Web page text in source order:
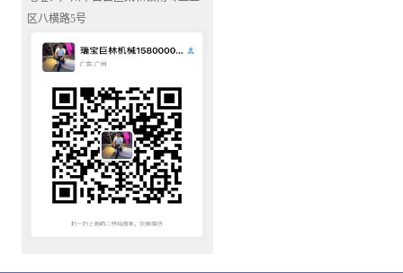
区八横路5号